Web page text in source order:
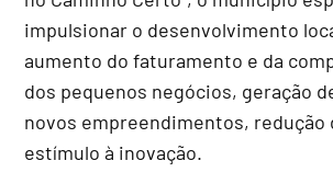
impulsionar o desenvolvimento
aumento do faturamento e da
dos pequenos negócios, geração
novos empreendimentos, redução
estímulo à inovação.